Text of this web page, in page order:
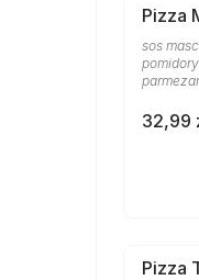
Pizza
sos
32,99
Pizza